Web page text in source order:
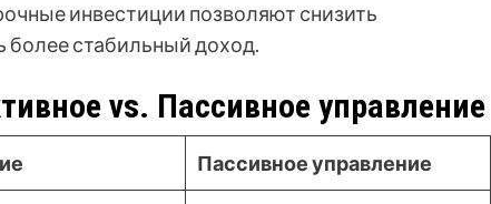
инвестиции позволяют снизить
более стабильный доход.
vs. Пассивное управление
Пассивное управление